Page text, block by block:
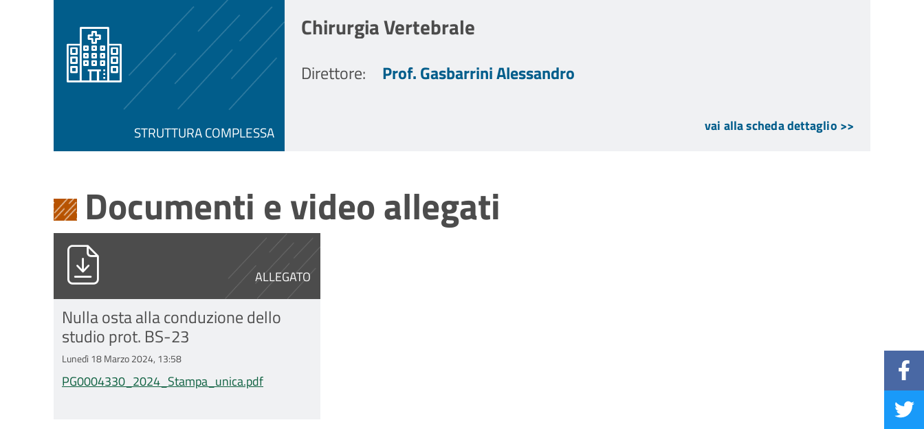
STRUTTURA COMPLESSA
Chirurgia Vertebrale
Direttore: Prof. Gasbarrini Alessandro
vai alla scheda dettaglio >>
Documenti e video allegati
ALLEGATO
PG0004330_2024_Stampa_unica.pdf
Nulla osta alla conduzione dello
studio prot. BS-23
Lunedì 18 Marzo 2024, 13:58
PG0004330_2024_Stampa_unica.pdf